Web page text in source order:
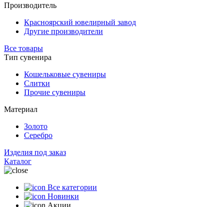
Производитель
Красноярский ювелирный завод
Другие производители
Все товары
Тип сувенира
Кошельковые сувениры
Слитки
Прочие сувениры
Материал
Золото
Серебро
Изделия под заказ
Каталог
Все категории
Новинки
Акции